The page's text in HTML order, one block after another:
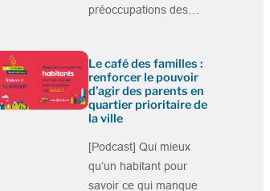
préoccupations des…
Le café des familles :
renforcer le pouvoir
d’agir des parents en
quartier prioritaire de
la ville
[Podcast] Qui mieux
qu’un habitant pour
savoir ce qui manque